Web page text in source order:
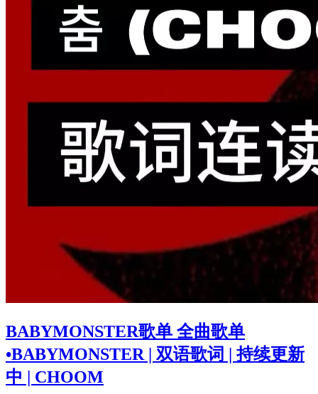
BABYMONSTER歌单 全曲歌单
•BABYMONSTER | 双语歌词 | 持续更新
中 | CHOOM